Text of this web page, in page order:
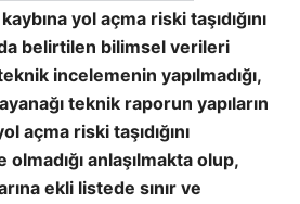
yol açma riski taşıdığını
belirtilen bilimsel verileri
incelemenin yapılmadığı,
teknik raporun yapıların
açma riski taşıdığını
anlaşılmakta olup,
ekli listede sınır ve